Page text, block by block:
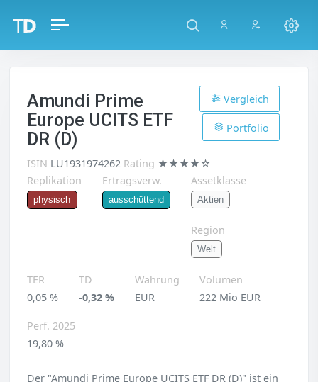
Amundi Prime
Europe UCITS ETF
DR (D)
Vergleich
Portfolio
ISIN LU1931974262 Rating ★★★★☆
Replikation
physisch
Ertragsverw.
ausschüttend
Assetklasse
Aktien
Region
Welt
TER
0,05 %
TD
-0,32 %
Währung
EUR
Volumen
222 Mio EUR
Perf. 2025
19,80 %
Der "Amundi Prime Europe UCITS ETF DR (D)" ist ein